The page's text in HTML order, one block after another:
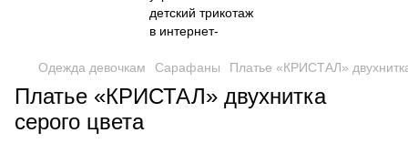
Одежда девочкам Сарафаны Платье «КРИСТАЛ»
Платье «КРИСТАЛ» двухнитка
серого цвета